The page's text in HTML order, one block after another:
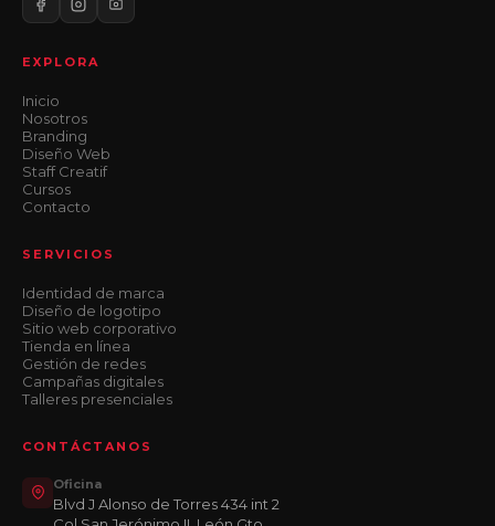
EXPLORA
Inicio
Nosotros
Branding
Diseño Web
Staff Creatif
Cursos
Contacto
SERVICIOS
Identidad de marca
Diseño de logotipo
Sitio web corporativo
Tienda en línea
Gestión de redes
Campañas digitales
Talleres presenciales
CONTÁCTANOS
Oficina
Blvd J Alonso de Torres 434 int 2